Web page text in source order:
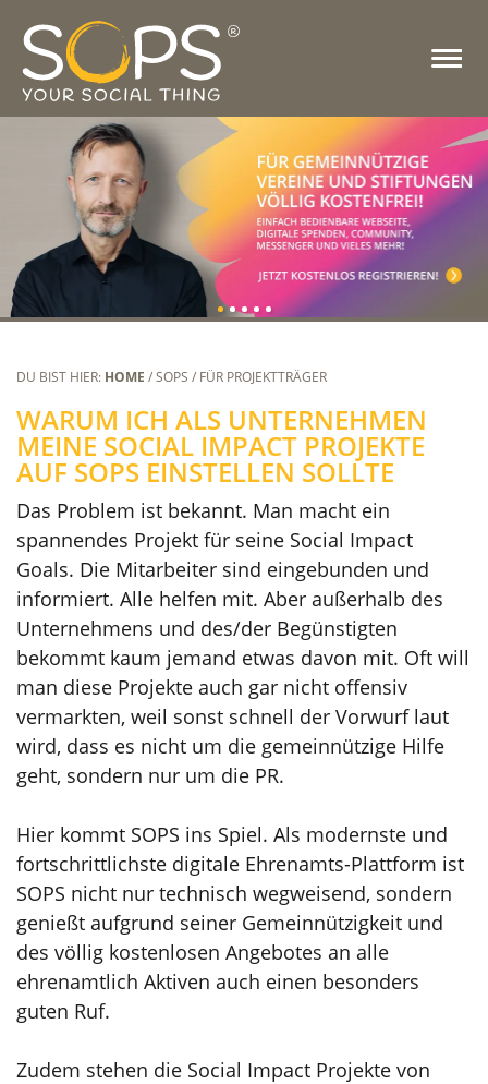
DU BIST HIER: HOME / SOPS / FÜR PROJEKTTRÄGER
WARUM ICH ALS UNTERNEHMEN
MEINE SOCIAL IMPACT PROJEKTE
AUF SOPS EINSTELLEN SOLLTE
Das Problem ist bekannt. Man macht ein
spannendes Projekt für seine Social Impact
Goals. Die Mitarbeiter sind eingebunden und
informiert. Alle helfen mit. Aber außerhalb des
Unternehmens und des/der Begünstigten
bekommt kaum jemand etwas davon mit. Oft will
man diese Projekte auch gar nicht offensiv
vermarkten, weil sonst schnell der Vorwurf laut
wird, dass es nicht um die gemeinnützige Hilfe
geht, sondern nur um die PR.
Hier kommt SOPS ins Spiel. Als modernste und
fortschrittlichste digitale Ehrenamts-Plattform ist
SOPS nicht nur technisch wegweisend, sondern
genießt aufgrund seiner Gemeinnützigkeit und
des völlig kostenlosen Angebotes an alle
ehrenamtlich Aktiven auch einen besonders
guten Ruf.
Zudem stehen die Social Impact Projekte von